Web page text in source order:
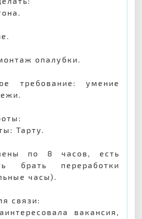
опалубки.
требование: умение
Тарту.
по 8 часов, есть
брать переработки
часы).
связи:
вакансия,